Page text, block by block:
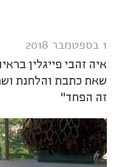
בשבילי
לנגן
כרגע
על
גיטרה אקוסטית"
1 בספטמבר 2018
איה זהבי פייגלין
שאת כתבת והלחנת
זה הפחד"